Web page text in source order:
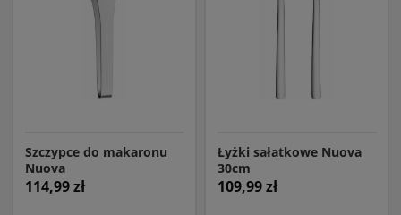
Szczypce do makaronu
Nuova
114,99 zł
Łyżki sałatkowe Nuova
30cm
109,99 zł